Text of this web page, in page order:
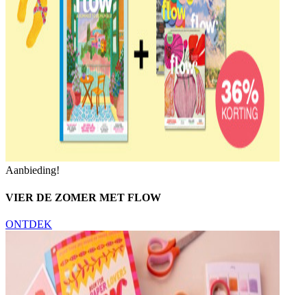
Aanbieding!
VIER DE ZOMER MET FLOW
ONTDEK